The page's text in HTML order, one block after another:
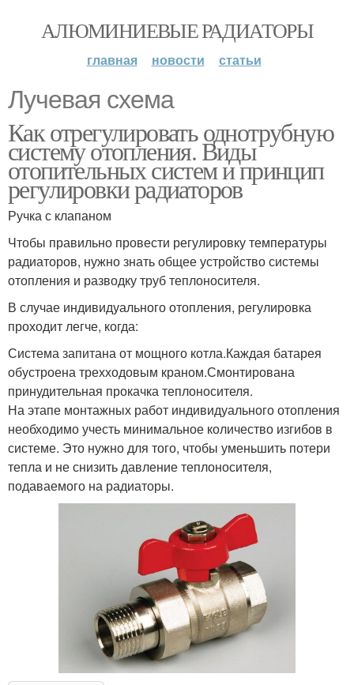
АЛЮМИНИЕВЫЕ РАДИАТОРЫ
главная новости статьи
Лучевая схема
Как отрегулировать однотрубную
систему отопления. Виды
отопительных систем и принцип
регулировки радиаторов
Ручка с клапаном
Чтобы правильно провести регулировку температуры
радиаторов, нужно знать общее устройство системы
отопления и разводку труб теплоносителя.
В случае индивидуального отопления, регулировка
проходит легче, когда:
Система запитана от мощного котла.Каждая батарея
обустроена трехходовым краном.Смонтирована
принудительная прокачка теплоносителя.
На этапе монтажных работ индивидуального отопления
необходимо учесть минимальное количество изгибов в
системе. Это нужно для того, чтобы уменьшить потери
тепла и не снизить давление теплоносителя,
подаваемого на радиаторы.